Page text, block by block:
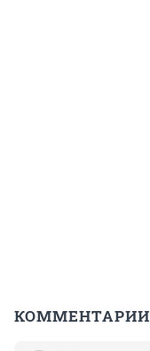
КОММЕНТАРИИ